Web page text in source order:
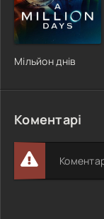
Мільйон днів
Коментарі